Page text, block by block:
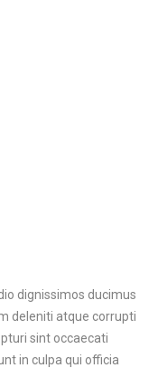
dignissimos ducimus
deleniti atque corrupti
sint occaecati
in culpa qui officia